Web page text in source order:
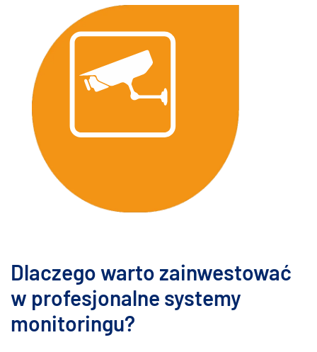
Dlaczego warto zainwestować
w profesjonalne systemy
monitoringu?